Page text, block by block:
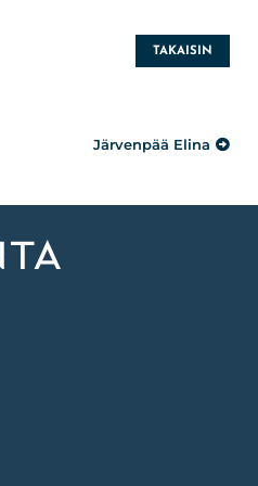
TAKAISIN
Järvenpää Elina